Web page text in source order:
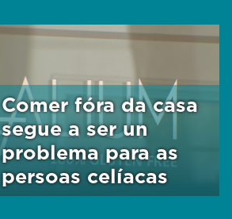
Comer fóra da casa
segue a ser un
problema para as
persoas celíacas